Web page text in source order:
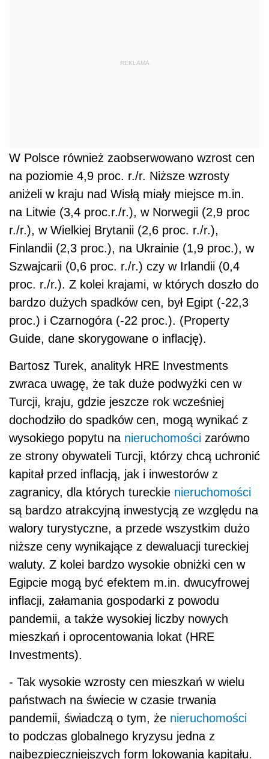
REKLAMA
W Polsce również zaobserwowano wzrost cen
na poziomie 4,9 proc. r./r. Niższe wzrosty
aniżeli w kraju nad Wisłą miały miejsce m.in.
na Litwie (3,4 proc.r./r.), w Norwegii (2,9 proc
r./r.), w Wielkiej Brytanii (2,6 proc. r./r.),
Finlandii (2,3 proc.), na Ukrainie (1,9 proc.), w
Szwajcarii (0,6 proc. r./r.) czy w Irlandii (0,4
proc. r./r.). Z kolei krajami, w których doszło do
bardzo dużych spadków cen, był Egipt (-22,3
proc.) i Czarnogóra (-22 proc.). (Property
Guide, dane skorygowane o inflację).
Bartosz Turek, analityk HRE Investments
zwraca uwagę, że tak duże podwyżki cen w
Turcji, kraju, gdzie jeszcze rok wcześniej
dochodziło do spadków cen, mogą wynikać z
wysokiego popytu na nieruchomości zarówno
ze strony obywateli Turcji, którzy chcą uchronić
kapitał przed inflacją, jak i inwestorów z
zagranicy, dla których tureckie nieruchomości
są bardzo atrakcyjną inwestycją ze względu na
walory turystyczne, a przede wszystkim dużo
niższe ceny wynikające z dewaluacji tureckiej
waluty. Z kolei bardzo wysokie obniżki cen w
Egipcie mogą być efektem m.in. dwucyfrowej
inflacji, załamania gospodarki z powodu
pandemii, a także wysokiej liczby nowych
mieszkań i oprocentowania lokat (HRE
Investments).
- Tak wysokie wzrosty cen mieszkań w wielu
państwach na świecie w czasie trwania
pandemii, świadczą o tym, że nieruchomości
to podczas globalnego kryzysu jedna z
najbezpieczniejszych form lokowania kapitału.